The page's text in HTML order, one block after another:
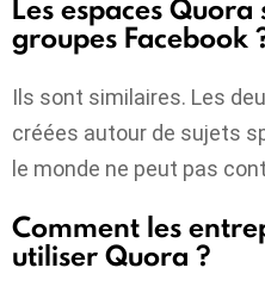
Les espaces
groupes Facebook
Ils sont similaires. Les
créées autour de sujets
le monde ne peut pas
Comment les
utiliser Quora ?